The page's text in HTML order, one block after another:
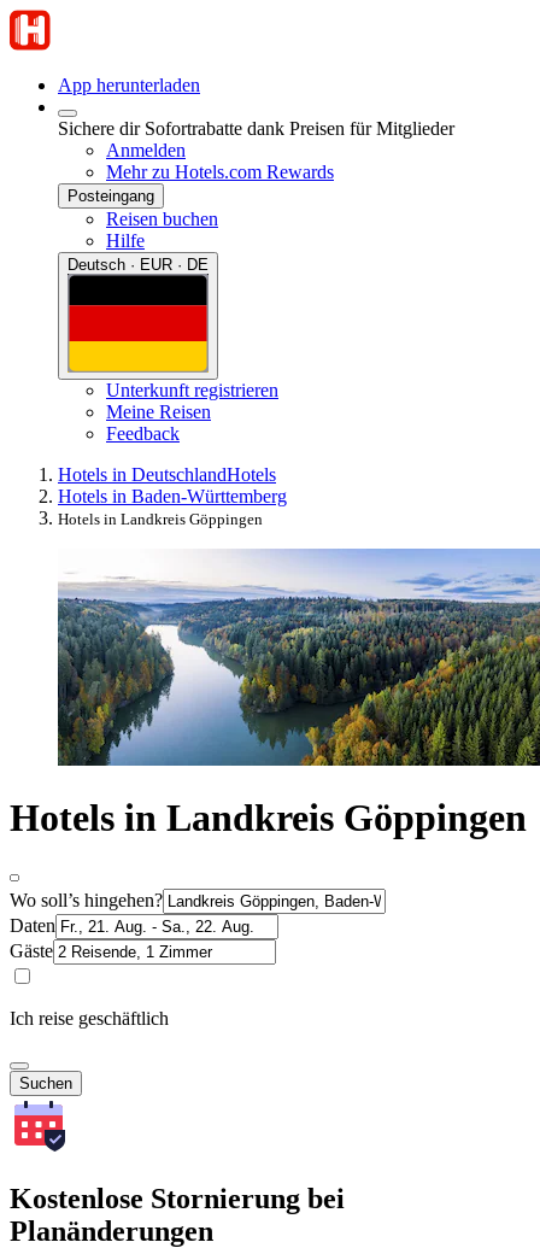
App herunterladen
Sichere dir Sofortrabatte dank Preisen für Mitglieder
Anmelden
Mehr zu Hotels.com Rewards
Posteingang
Reisen buchen
Hilfe
Deutsch · EUR · DE
Unterkunft registrieren
Meine Reisen
Feedback
Hotels in DeutschlandHotels
Hotels in Baden-Württemberg
Hotels in Landkreis Göppingen
Hotels in Landkreis Göppingen
Wo soll’s hingehen?
Daten
Gäste
Ich reise geschäftlich
Suchen
Kostenlose Stornierung bei
Planänderungen